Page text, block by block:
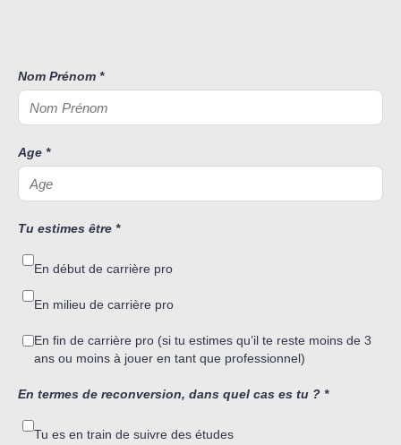
Nom Prénom *
Age *
Tu estimes être *
En début de carrière pro
En milieu de carrière pro
En fin de carrière pro (si tu estimes qu’il te reste moins de 3
ans ou moins à jouer en tant que professionnel)
En termes de reconversion, dans quel cas es tu ? *
Tu es en train de suivre des études